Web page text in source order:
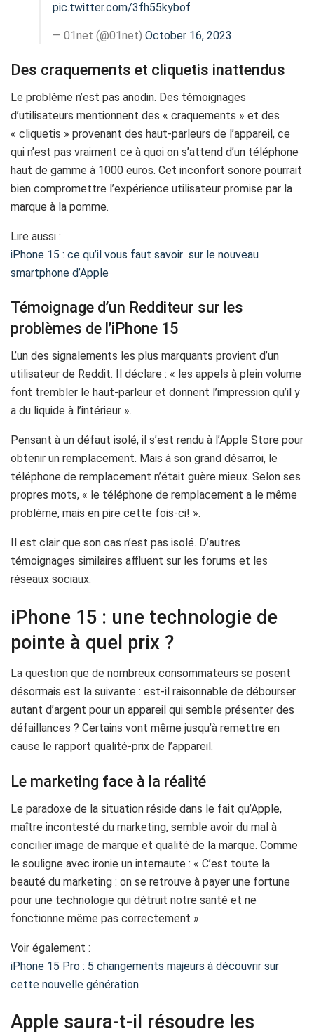
pic.twitter.com/3fh55kybof
— 01net (@01net) October 16, 2023
Des craquements et cliquetis inattendus
Le problème n’est pas anodin. Des témoignages
d’utilisateurs mentionnent des « craquements » et des
« cliquetis » provenant des haut-parleurs de l’appareil, ce
qui n’est pas vraiment ce à quoi on s’attend d’un téléphone
haut de gamme à 1000 euros. Cet inconfort sonore pourrait
bien compromettre l’expérience utilisateur promise par la
marque à la pomme.
Lire aussi :
iPhone 15 : ce qu’il vous faut savoir sur le nouveau
smartphone d’Apple
Témoignage d’un Redditeur sur les
problèmes de l’iPhone 15
L’un des signalements les plus marquants provient d’un
utilisateur de Reddit. Il déclare : « les appels à plein volume
font trembler le haut-parleur et donnent l’impression qu’il y
a du liquide à l’intérieur ».
Pensant à un défaut isolé, il s’est rendu à l’Apple Store pour
obtenir un remplacement. Mais à son grand désarroi, le
téléphone de remplacement n’était guère mieux. Selon ses
propres mots, « le téléphone de remplacement a le même
problème, mais en pire cette fois-ci! ».
Il est clair que son cas n’est pas isolé. D’autres
témoignages similaires affluent sur les forums et les
réseaux sociaux.
iPhone 15 : une technologie de
pointe à quel prix ?
La question que de nombreux consommateurs se posent
désormais est la suivante : est-il raisonnable de débourser
autant d’argent pour un appareil qui semble présenter des
défaillances ? Certains vont même jusqu’à remettre en
cause le rapport qualité-prix de l’appareil.
Le marketing face à la réalité
Le paradoxe de la situation réside dans le fait qu’Apple,
maître incontesté du marketing, semble avoir du mal à
concilier image de marque et qualité de la marque. Comme
le souligne avec ironie un internaute : « C’est toute la
beauté du marketing : on se retrouve à payer une fortune
pour une technologie qui détruit notre santé et ne
fonctionne même pas correctement ».
Voir également :
iPhone 15 Pro : 5 changements majeurs à découvrir sur
cette nouvelle génération
Apple saura-t-il résoudre les